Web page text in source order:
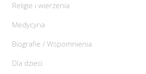
Religie i wierzenia
Medycyna
Biografie / Wspomnienia
Dla dzieci